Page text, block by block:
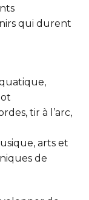
qui durent
tir à l’arc,
arts et
de